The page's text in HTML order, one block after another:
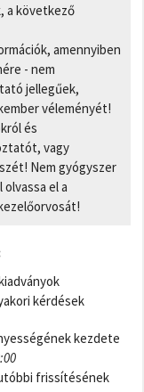
a következő
amennyiben
- nem
jellegűek,
véleményét!
és
vagy
Nem gyógyszer
el a
kérdések
kezdete
frissítésének